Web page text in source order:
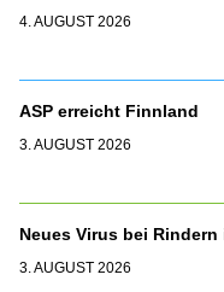
4. AUGUST 2026
ASP erreicht Finnland
3. AUGUST 2026
Neues Virus bei
3. AUGUST 2026